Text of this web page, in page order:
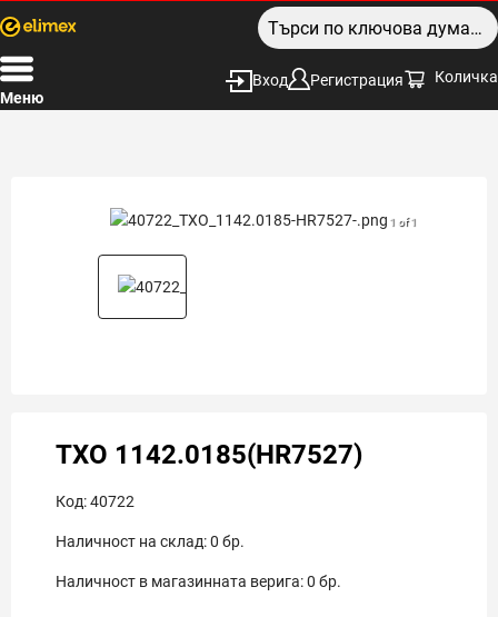
Меню
Вход Регистрация Количка
1 of 1
TXO 1142.0185(HR7527)
Код:40722
Наличност на склад:0 бр.
Наличност в магазинната верига:0 бр.